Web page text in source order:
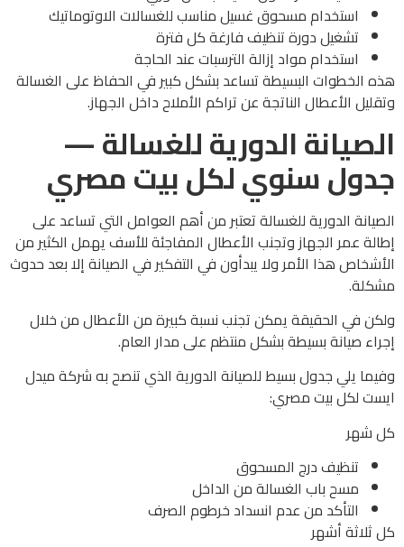
استخدام مسحوق غسيل مناسب للغسالات الاوتوماتيك
تشغيل دورة تنظيف فارغة كل فترة
استخدام مواد إزالة الترسبات عند الحاجة
هذه الخطوات البسيطة تساعد بشكل كبير في الحفاظ على الغسالة
وتقليل الأعطال الناتجة عن تراكم الأملاح داخل الجهاز.
الصيانة الدورية للغسالة —
جدول سنوي لكل بيت مصري
الصيانة الدورية للغسالة تعتبر من أهم العوامل التي تساعد على
إطالة عمر الجهاز وتجنب الأعطال المفاجئة للأسف يهمل الكثير من
الأشخاص هذا الأمر ولا يبدأون في التفكير في الصيانة إلا بعد حدوث
مشكلة.
ولكن في الحقيقة يمكن تجنب نسبة كبيرة من الأعطال من خلال
إجراء صيانة بسيطة بشكل منتظم على مدار العام.
وفيما يلي جدول بسيط للصيانة الدورية الذي تنصح به شركة ميدل
ايست لكل بيت مصري:
كل شهر
تنظيف درج المسحوق
مسح باب الغسالة من الداخل
التأكد من عدم انسداد خرطوم الصرف
كل ثلاثة أشهر